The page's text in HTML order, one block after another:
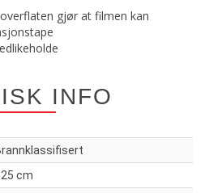
gjør at filmen kan
INFO
cm